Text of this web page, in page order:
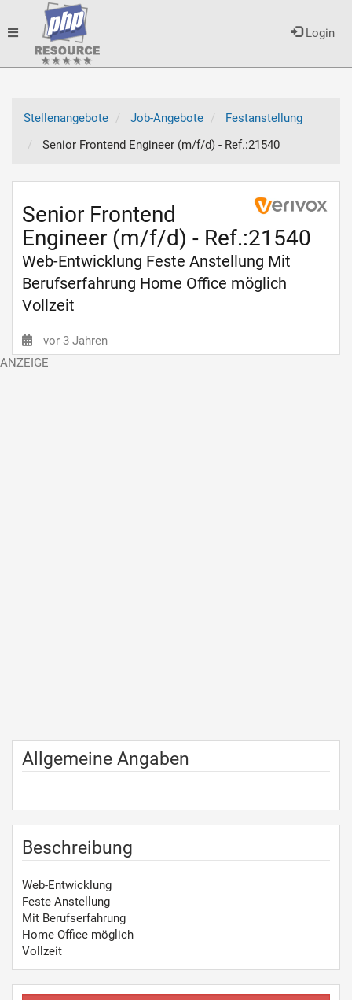
Login
Toggle
Stellenangebote
Job-Angebote
Festanstellung
Senior Frontend Engineer (m/f/d) - Ref.:21540
Senior Frontend
Engineer (m/f/d) - Ref.:21540
Web-Entwicklung Feste Anstellung Mit
Berufserfahrung Home Office möglich
Vollzeit
vor 3 Jahren
Allgemeine Angaben
Beschreibung
Web-Entwicklung
Feste Anstellung
Mit Berufserfahrung
Home Office möglich
Vollzeit